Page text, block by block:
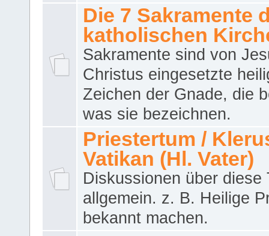
Die 7 Sakramente
katholischen
Sakramente sind von
Christus eingesetzte
Zeichen der Gnade, die
was sie bezeichnen.
Priestertum /
Vatikan (Hl. Vater)
Diskussionen über diese
allgemein. z. B. Heilige
bekannt machen.